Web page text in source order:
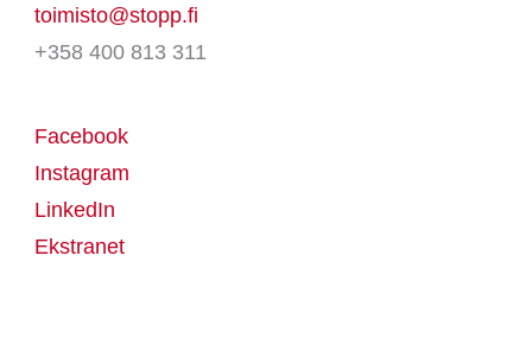
toimisto@stopp.fi
+358 400 813 311
Facebook
Instagram
LinkedIn
Ekstranet